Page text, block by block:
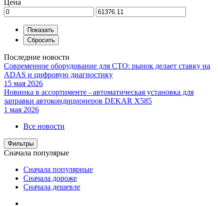
Цена
Последние новости
Современное оборудование для СТО: рынок делает ставку на
ADAS и цифровую диагностику
15 мая 2026
Новинка в ассортименте - автоматическая установка для
заправки автокондиционеров DEKAR X585
1 мая 2026
Все новости
Фильтры
Сначала популярые
Сначала популярные
Сначала дороже
Сначала дешевле